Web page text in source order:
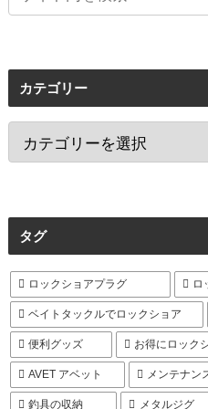
カテゴリー
タグ
ロックショアプラグ ロ
ベイトタックルでロックショア
便利グッズ お得にロック
AVET アベット メンテナン
釣具の収納 メタルジグ